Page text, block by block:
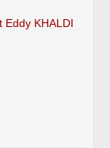
Eddy KHALDI